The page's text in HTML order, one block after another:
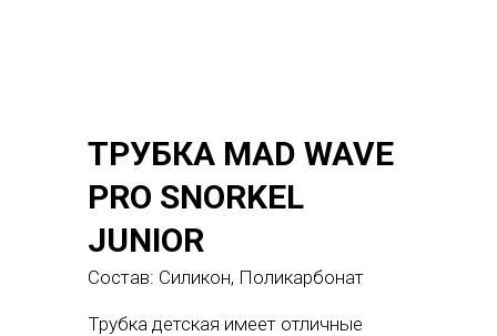
ТРУБКА MAD WAVE
PRO SNORKEL
JUNIOR
Состав: Силикон, Поликарбонат
Трубка детская имеет отличные